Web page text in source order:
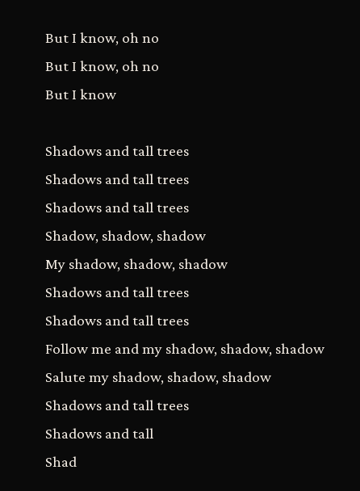
But I know, oh no
But I know, oh no
But I know
Shadows and tall trees
Shadows and tall trees
Shadows and tall trees
Shadow, shadow, shadow
My shadow, shadow, shadow
Shadows and tall trees
Shadows and tall trees
Follow me and my shadow, shadow, shadow
Salute my shadow, shadow, shadow
Shadows and tall trees
Shadows and tall
Shad